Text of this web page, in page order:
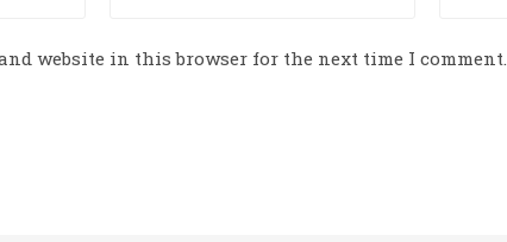
address
website in this browser for the next time I comment.